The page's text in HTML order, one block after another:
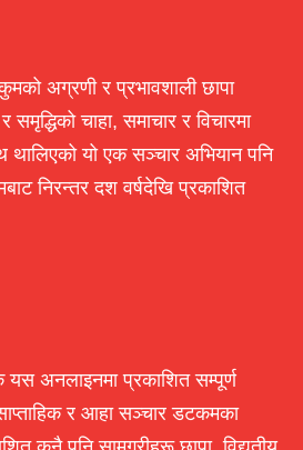
अग्रणी र प्रभावशाली छापा
समृद्धिको चाहा, समाचार र विचारमा
थालिएको यो एक सञ्चार अभियान पनि
निरन्तर दश वर्षदेखि प्रकाशित
अनलाइनमा प्रकाशित सम्पूर्ण
र आहा सञ्चार डटकमका